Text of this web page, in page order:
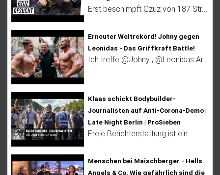
Erst beschimpft Gzuz von 187 Str...
Erneuter Weltrekord! Johny gegen
Leonidas - Das Griffkraft Battle!
Ich treffe @Johny , @Leonidas Ar...
Klaas schickt Bodybuilder-
Journalisten auf Anti-Corona-Demo |
Late Night Berlin | ProSieben
Freie Berichterstattung ist ein...
Menschen bei Maischberger - Hells
Angels & Co. Wie gefährlich sind die